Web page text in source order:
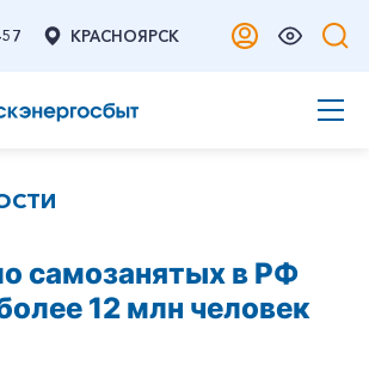
КРАСНОЯРСК
самозанятых в РФ
12 млн человек